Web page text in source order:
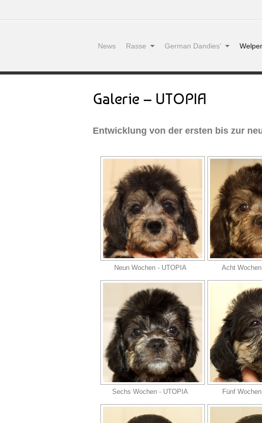
News Rasse German Dandies‘
Galerie – UTOPIA
Entwicklung von der ersten bis zur
Neun Wochen - UTOPIA Acht
Sechs Wochen - UTOPIA Fünf